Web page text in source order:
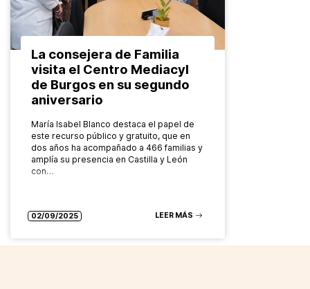
La consejera de Familia
visita el Centro Mediacyl
de Burgos en su segundo
aniversario
María Isabel Blanco destaca el papel de
este recurso público y gratuito, que en
dos años ha acompañado a 466 familias y
amplía su presencia en Castilla y León
con…
02/09/2025 LEER MÁS